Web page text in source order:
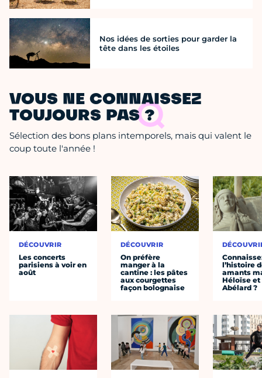
Nos idées de sorties pour garder la
tête dans les étoiles
VOUS NE CONNAISSEZ
TOUJOURS PAS ?
Sélection des bons plans intemporels, mais qui valent le
coup toute l'année !
DÉCOUVRIR
Les concerts
parisiens à voir en
août
DÉCOUVRIR
On préfère
manger à la
cantine : les pâtes
aux courgettes
façon bolognaise
l’histoire
amants
Héloïse et
Abélard ?